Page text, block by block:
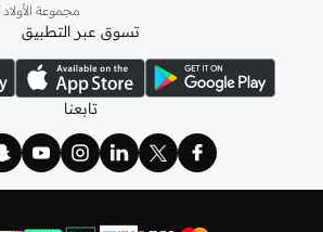
، أو اقتني العبوات الاقتصادية التي
مريحة، بما في ذلك قمصان
نعومي
وغيرها.
استعدي لأجواء الصيف مع مجموعتنا من ملابس السباحة
مستلزمات الشاطئ أو المسبح.
مجموعة الأولاد
تسوق عبر التطبيق
تابعنا